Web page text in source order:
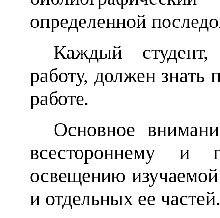
определенной
Каждый
работу, должен знать
работе.
Основное
всестороннему и
освещению
и отдельных ее